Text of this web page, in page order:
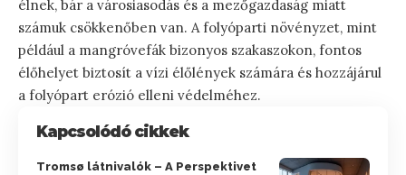
élnek, bár a városiasodás és a mezőgazdaság miatt
számuk csökkenőben van. A folyóparti növényzet, mint
például a mangróvefák bizonyos szakaszokon, fontos
élőhelyet biztosít a vízi élőlények számára és hozzájárul
a folyópart erózió elleni védelméhez.
Kapcsolódó cikkek
Tromsø látnivalók – A Perspektivet